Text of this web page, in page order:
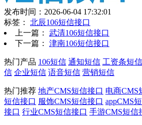
发布时间：2026-06-04 17:32:01
标签： 北辰106短信接口
上一篇： 武清106短信接口
下一篇： 津南106短信接口
热门产品 106短信 通知短信 工资条短信
信 企业短信 语音短信 营销短信
热门推荐 地产CMS短信接口 电商CMS
短信接口 服饰CMS短信接口 appCMS
接口 行业CMS短信接口 手游CMS短信